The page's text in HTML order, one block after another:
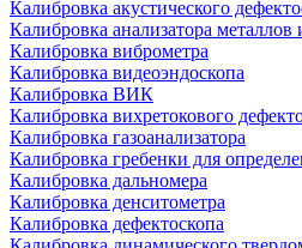
Калибровка акустического
Калибровка анализатора металлов
Калибровка виброметра
Калибровка видеоэндоскопа
Калибровка ВИК
Калибровка вихретокового
Калибровка газоанализатора
Калибровка гребенки для
Калибровка дальномера
Калибровка денситометра
Калибровка дефектоскопа